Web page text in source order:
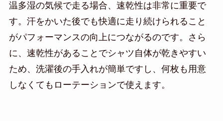
温多湿の気候で走る場合、速乾性は非常に重要で
す。汗をかいた後でも快適に走り続けられること
がパフォーマンスの向上につながるのです。さら
に、速乾性があることでシャツ自体が乾きやすい
ため、洗濯後の手入れが簡単ですし、何枚も用意
しなくてもローテーションで使えます。